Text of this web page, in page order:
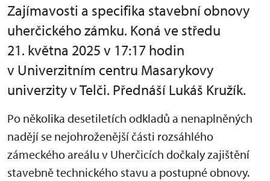
Zajímavosti a specifika stavební obnovy
uherčického zámku. Koná ve středu
21. května 2025 v 17:17 hodin
v Univerzitním centru Masarykovy
univerzity v Telči. Přednáší Lukáš Kružík.
Po několika desetiletích odkladů a nenaplněných
nadějí se nejohroženější části rozsáhlého
zámeckého areálu v Uherčicích dočkaly zajištění
stavebně technického stavu a postupné obnovy.